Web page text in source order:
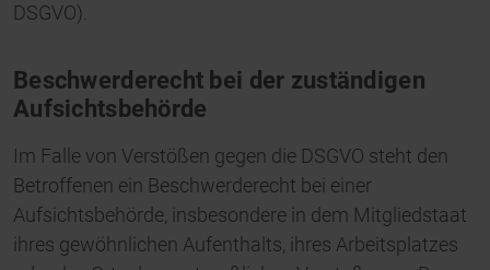
DSGVO).
Beschwerde­recht bei der zuständigen
Aufsichts­behörde
Im Falle von Verstößen gegen die DSGVO steht den
Betroffenen ein Beschwerderecht bei einer
Aufsichtsbehörde, insbesondere in dem Mitgliedstaat
ihres gewöhnlichen Aufenthalts, ihres Arbeitsplatzes